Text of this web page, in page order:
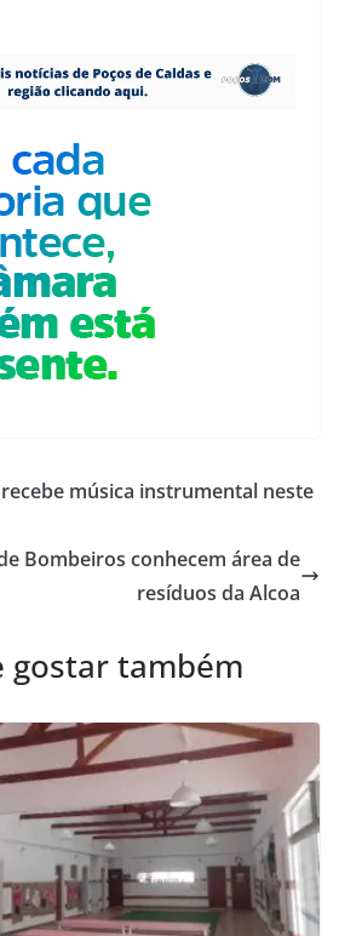
música instrumental neste
Bombeiros conhecem área de
resíduos da Alcoa
gostar também